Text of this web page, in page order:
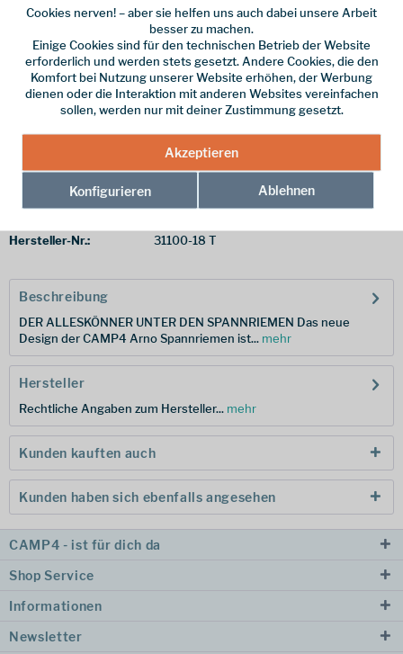
50 cm 100 cm 150 cm 250 cm
Online bestellen Ladenabholung
vorrätig | Lieferzeit 1-3 Werktage
In denWarenkorb
Hersteller-Nr.: 31100-18 T
Beschreibung
DER ALLESKÖNNER UNTER DEN SPANNRIEMEN Das neue
Design der CAMP4 Arno Spannriemen ist... mehr
Hersteller
Rechtliche Angaben zum Hersteller... mehr
Kunden kauften auch
Kunden haben sich ebenfalls angesehen
CAMP4 - ist für dich da
Shop Service
Informationen
Newsletter
Cookies nerven! – aber sie helfen uns auch dabei unsere Arbeit
besser zu machen.
Einige Cookies sind für den technischen Betrieb der Website
erforderlich und werden stets gesetzt. Andere Cookies, die den
Komfort bei Nutzung unserer Website erhöhen, der Werbung
dienen oder die Interaktion mit anderen Websites vereinfachen
sollen, werden nur mit deiner Zustimmung gesetzt.
Akzeptieren
Konfigurieren Ablehnen